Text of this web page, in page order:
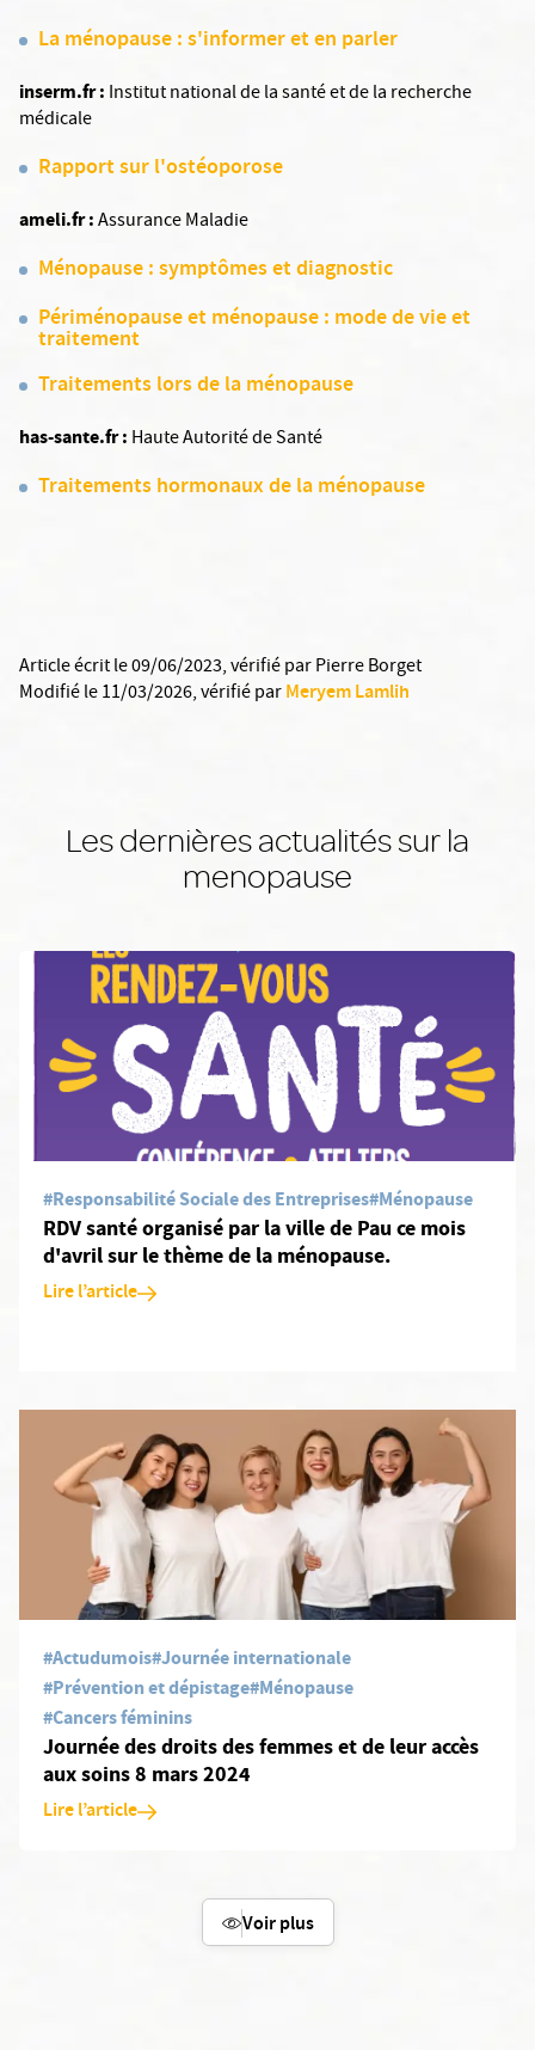
La ménopause : s'informer et en parler
inserm.fr : Institut national de la santé et de la recherche
médicale
Rapport sur l'ostéoporose
ameli.fr :Assurance Maladie
Ménopause : symptômes et diagnostic
Périménopause et ménopause : mode de vie et
traitement
Traitements lors de la ménopause
has-sante.fr : Haute Autorité de Santé
Traitements hormonaux de la ménopause
Article écrit le 09/06/2023, vérifié parPierre Borget
Modifié le 11/03/2026, vérifié parMeryem Lamlih
Les dernières actualités sur la
menopause
En savoir plus: RDV santé organisé par la ville de Pau ce mois
#Responsabilité Sociale des Entreprises#Ménopause
RDV santé organisé par la ville de Pau ce mois
d'avril sur le thème de la ménopause.
Lire l’article
En savoir plus: Journée des droits des femmes et de leur accès
#Actudumois#Journée internationale
#Prévention et dépistage#Ménopause
#Cancers féminins
Journée des droits des femmes et de leur accès
aux soins 8 mars 2024
Lire l’article
Voir plus